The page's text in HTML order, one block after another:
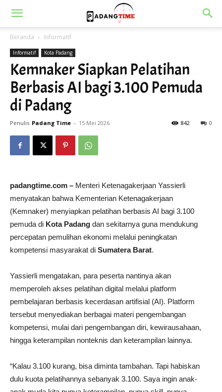
Beranda Informatif
Informatif Kota Padang
Kemnaker Siapkan Pelatihan
Berbasis AI bagi 3.100 Pemuda
di Padang
Penulis Padang Time - 15 Mei 2026 0
842
padangtime.com – Menteri Ketenagakerjaan Yassierli
menyatakan bahwa Kementerian Ketenagakerjaan
(Kemnaker) menyiapkan pelatihan berbasis AI bagi 3.100
pemuda di Kota Padang dan sekitarnya guna mendukung
percepatan pemulihan ekonomi melalui peningkatan
kompetensi masyarakat di Sumatera Barat.
Yassierli mengatakan, para peserta nantinya akan
memperoleh akses pelatihan digital melalui platform
pembelajaran berbasis kecerdasan artifisial (AI). Platform
tersebut menyediakan berbagai materi pengembangan
kompetensi, mulai dari pengembangan diri, kewirausahaan,
hingga keterampilan nonteknis dan keterampilan lainnya.
“Kalau 3.100 kurang, bisa diminta tambahan. Tapi habiskan
dulu kuota pelatihannya sebanyak 3.100. Saya ingin anak-